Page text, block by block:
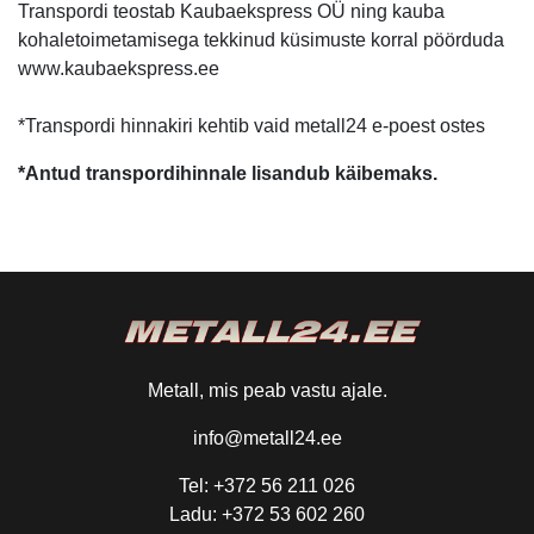
Transpordi teostab Kaubaekspress OÜ ning kauba
kohaletoimetamisega tekkinud küsimuste korral pöörduda
www.kaubaekspress.ee
*Transpordi hinnakiri kehtib vaid metall24 e-poest ostes
*Antud transpordihinnale lisandub käibemaks.
Metall, mis peab vastu ajale.
info@metall24.ee
Tel: +372 56 211 026
Ladu: +372 53 602 260